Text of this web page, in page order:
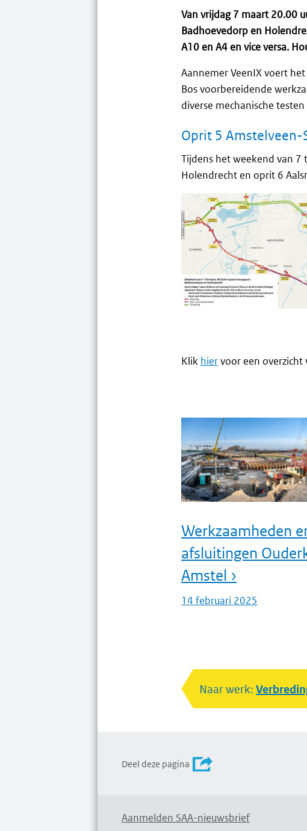
Van vrijdag 7 maart 20.00
Badhoevedorp en
A10 en A4 en vice versa.
Aannemer VeenIX voert
Bos voorbereidende
diverse mechanische
Oprit 5 Amstelveen-
Tijdens het weekend van
Holendrecht en oprit 6
Klik hiervoor een
Werkzaamheden
afsluitingen
Amstel ›
14 februari 2025
Naar werk:
Deel deze pagina
Aanmelden SAA-nieuwsbrief